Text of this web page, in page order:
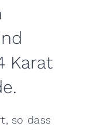
Karat
so dass